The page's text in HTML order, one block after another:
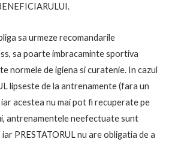
sa urmeze recomandarile
sa poarte imbracaminte sportiva
normele de igiena si curatenie. In cazul
lipseste de la antrenamente (fara un
acestea nu mai pot fi recuperate pe
antrenamentele neefectuate sunt
PRESTATORUL nu are obligatia de a